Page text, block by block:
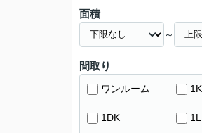
面積
～
間取り
ワンルーム 1K
1DK